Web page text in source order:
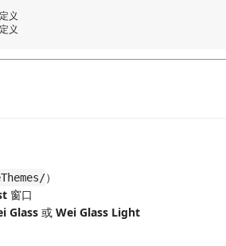
义
）
窗口
Glass 或 Wei Glass Light